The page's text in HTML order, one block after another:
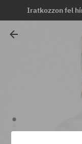
Iratkozzon fel